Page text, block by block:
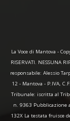
La Voce di Mantova -
RISERVATI. NESSUNA
responsabile: Alessio
12 - Mantova - P.IVA,
Tribunale: iscritta al
n. 9363 Pubblicazione
132X La testata fruisce